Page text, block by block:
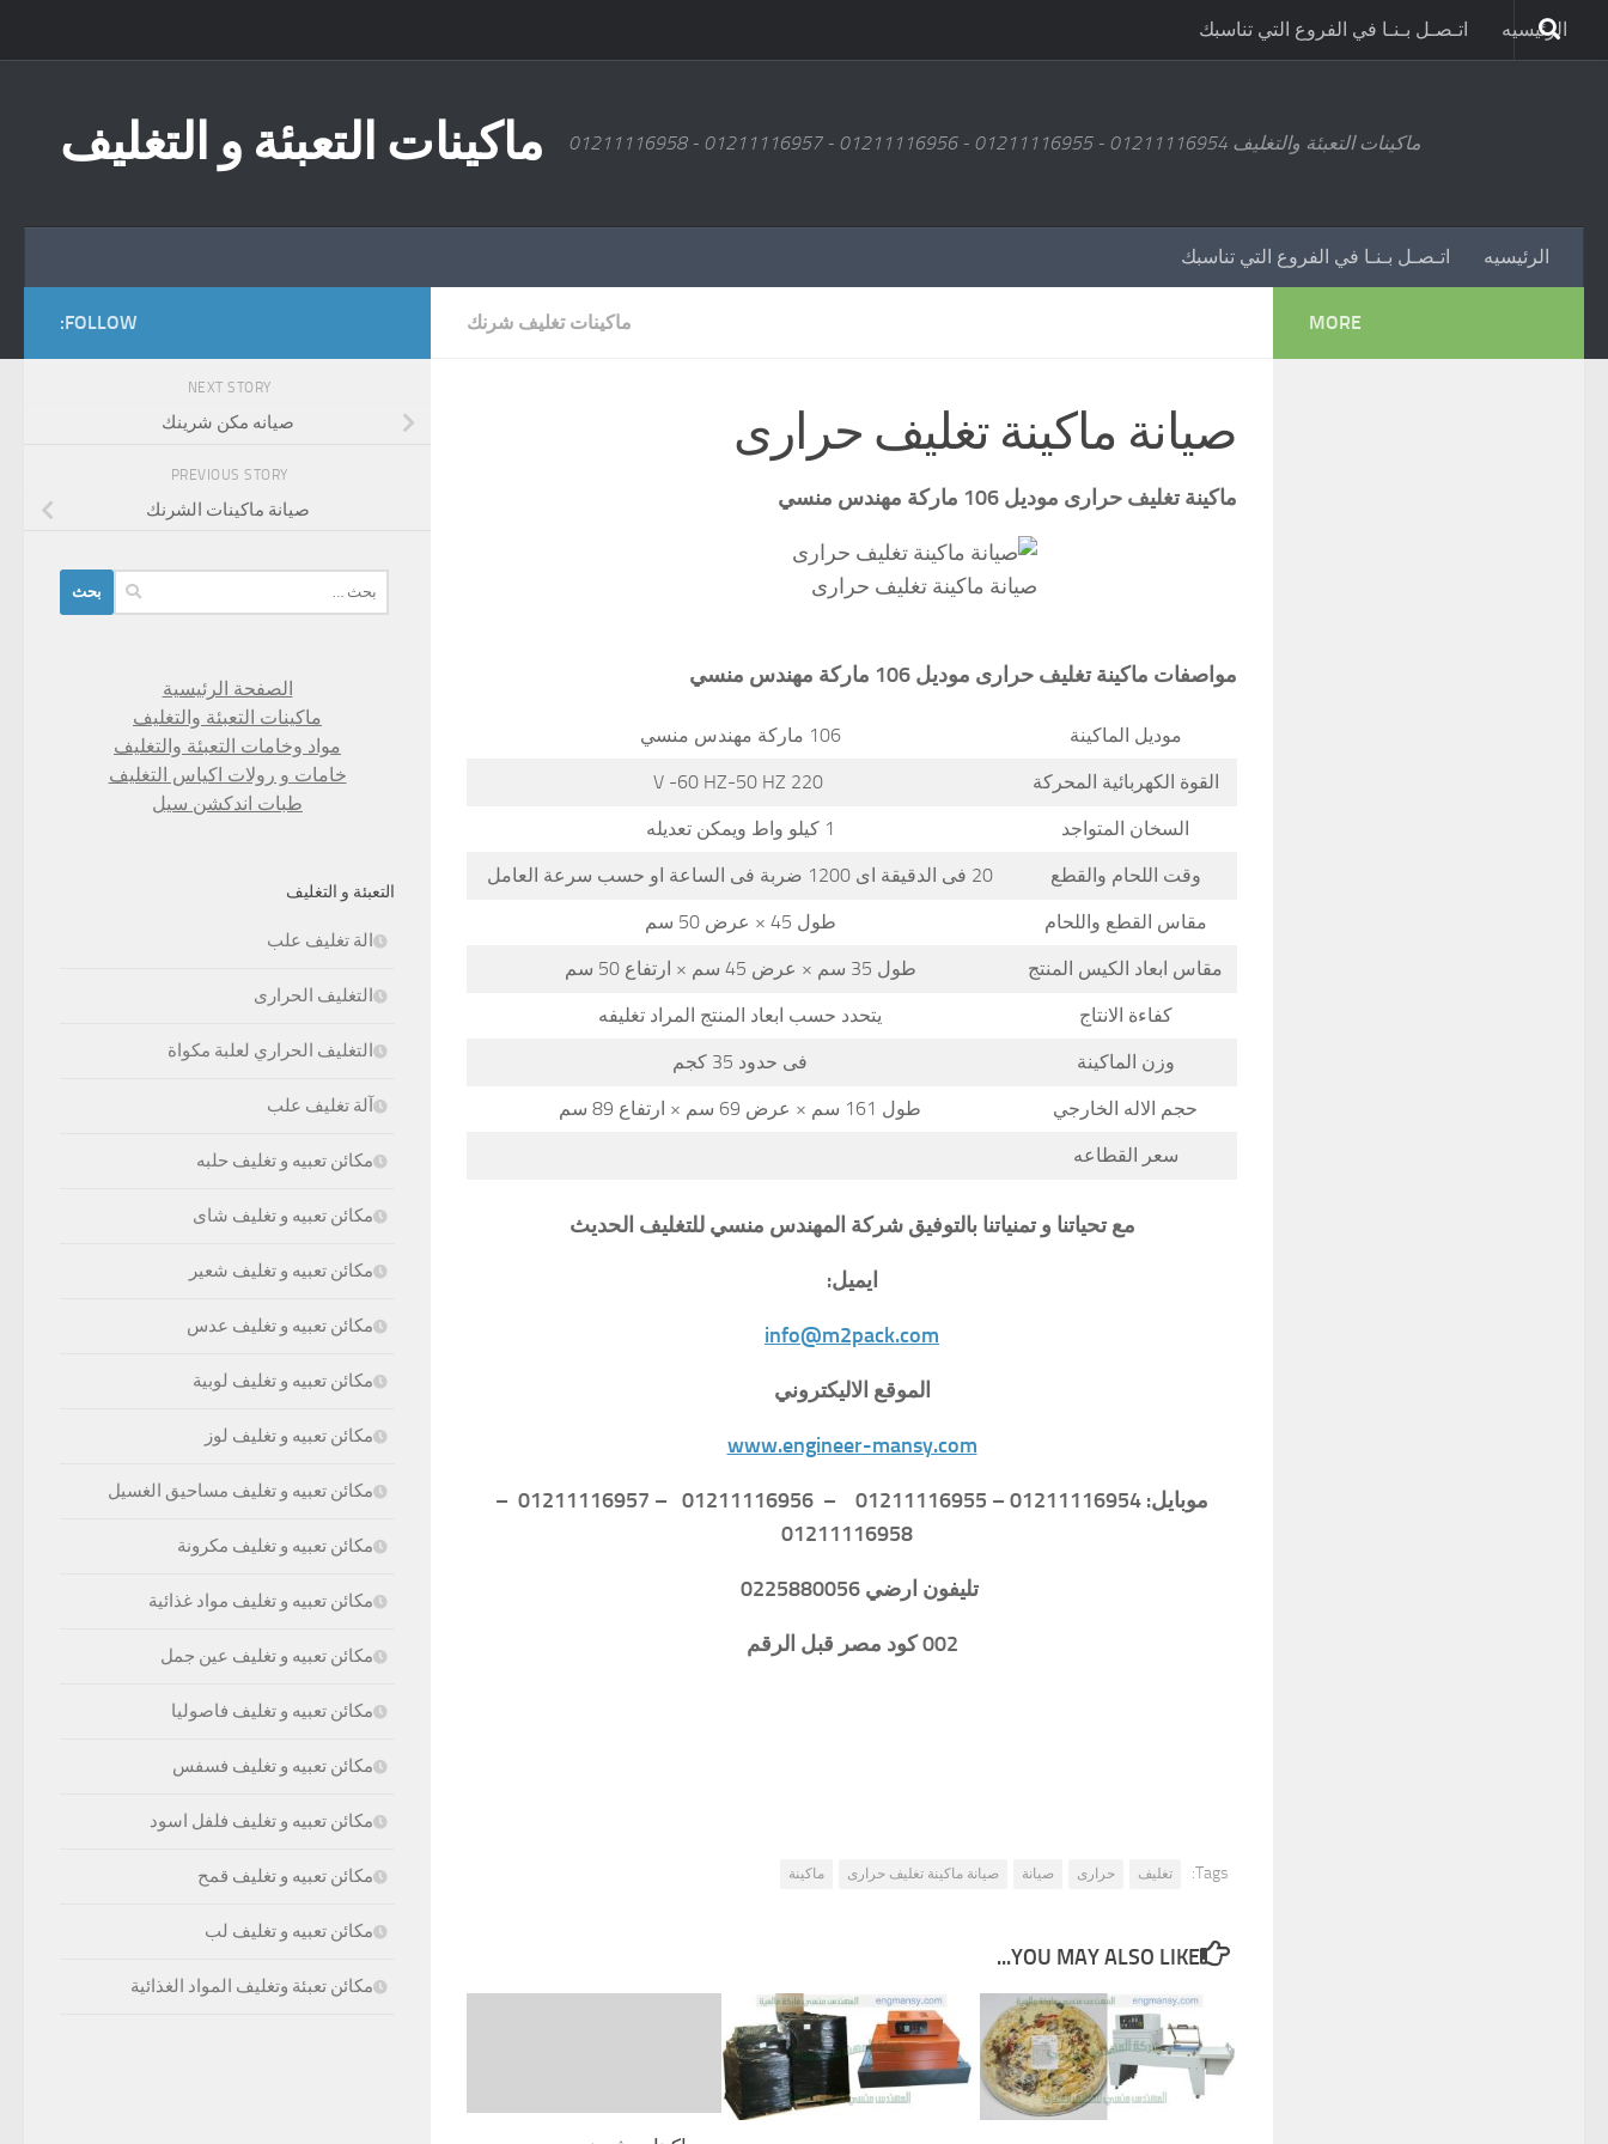
الرئيسيه اتـصـل بـنـا في الفروع التي تناسبك
ماكينات التعبئة و التغليف ماكينات التعبئة والتغليف 01211116954 - 01211116955 - 01211116956 - 01211116957 - 01211116958
الرئيسيه اتـصـل بـنـا في الفروع التي تناسبك
ماكينات تغليف شرنك
صيانة ماكينة تغليف حرارى
ماكينة تغليف حرارى موديل 106 ماركة مهندس منسي
صيانة ماكينة تغليف حرارى
مواصفات ماكينة تغليف حرارى موديل 106 ماركة مهندس منسي
موديل الماكينة 106 ماركة مهندس منسي
القوة الكهربائية المحركة 220 V -60 HZ-50 HZ
السخان المتواجد 1 كيلو واط ويمكن تعديله
وقت اللحام والقطع 20 فى الدقيقة اى 1200 ضربة فى الساعة او حسب سرعة العامل
مقاس القطع واللحام طول 45 × عرض 50 سم
مقاس ابعاد الكيس المنتج طول 35 سم × عرض 45 سم × ارتفاع 50 سم
كفاءة الانتاج يتحدد حسب ابعاد المنتج المراد تغليفه
وزن الماكينة فى حدود 35 كجم
حجم الاله الخارجي طول 161 سم × عرض 69 سم × ارتفاع 89 سم
سعر القطاعه
مع تحياتنا و تمنياتنا بالتوفيق شركة المهندس منسي للتغليف الحديث
ايميل:
info@m2pack.com
الموقع الاليكتروني
www.engineer-mansy.com
موبايل: 01211116954 – 01211116955 – 01211116956 – 01211116957 –
تليفون ارضي 0225880056
002 كود مصر قبل الرقم
Tags: تغليف حرارى صيانة صيانة ماكينة تغليف حرارى ماكينة
YOU MAY ALSO LIKE...
FOLLOW:
NEXT STORY
صيانه مكن شرينك
PREVIOUS STORY
صيانة ماكينات الشرنك
عن:
الصفحة الرئيسية
ماكينات التعبئة والتغليف
مواد وخامات التعبئة والتغليف
خامات و رولات اكياس التغليف
طبات اندكشن سيل
التعبئة و التغليف
الة تغليف علب
التغليف الحرارى
التغليف الحراري لعلبة مكواة
آلة تغليف علب
مكائن تعبيه و تغليف حلبه
مكائن تعبيه و تغليف شاى
مكائن تعبيه و تغليف شعير
مكائن تعبيه و تغليف عدس
مكائن تعبيه و تغليف لوبية
مكائن تعبيه و تغليف لوز
مكائن تعبيه و تغليف مساحيق الغسيل
مكائن تعبيه و تغليف مكرونة
مكائن تعبيه و تغليف مواد غذائية
مكائن تعبيه و تغليف عين جمل
مكائن تعبيه و تغليف فاصوليا
مكائن تعبيه و تغليف فسفس
مكائن تعبيه و تغليف فلفل اسود
مكائن تعبيه و تغليف قمح
مكائن تعبيه و تغليف لب
مكائن تعبئة وتغليف المواد الغذائية
MORE